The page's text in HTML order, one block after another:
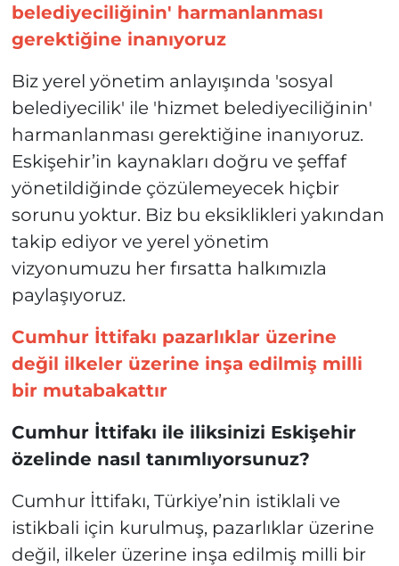
belediyeciliğinin' harmanlanması
gerektiğine inanıyoruz
Biz yerel yönetim anlayışında 'sosyal
belediyecilik' ile 'hizmet belediyeciliğinin'
harmanlanması gerektiğine inanıyoruz.
Eskişehir’in kaynakları doğru ve şeffaf
yönetildiğinde çözülemeyecek hiçbir
sorunu yoktur. Biz bu eksiklikleri yakından
takip ediyor ve yerel yönetim
vizyonumuzu her fırsatta halkımızla
paylaşıyoruz.
Cumhur İttifakı pazarlıklar üzerine
değil ilkeler üzerine inşa edilmiş milli
bir mutabakattır
Cumhur İttifakı ile iliksinizi Eskişehir
özelinde nasıl tanımlıyorsunuz?
Cumhur İttifakı, Türkiye’nin istiklali ve
istikbali için kurulmuş, pazarlıklar üzerine
değil, ilkeler üzerine inşa edilmiş milli bir